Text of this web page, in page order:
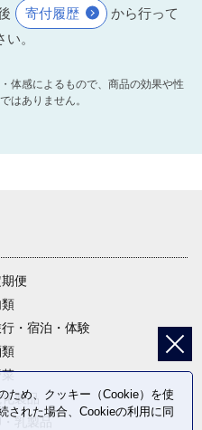
寄付履歴
から行って
い。
体感によるもので、商品の効果や性
はありません。
便
・宿泊・体験
製品
・乳製品
ため、クッキー（Cookie）を使
された場合、Cookieの利用に同